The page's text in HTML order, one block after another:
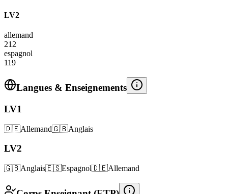
LV2
allemand
212
espagnol
119
Langues & Enseignements
LV1
🇩🇪Allemand🇬🇧Anglais
LV2
🇬🇧Anglais🇪🇸Espagnol🇩🇪Allemand